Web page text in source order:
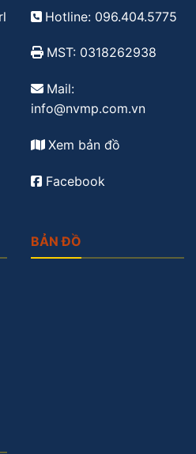
Hotline: 096.404.5775
MST: 0318262938
Mail:
info@nvmp.com.vn
Xem bản đồ
Facebook
BẢN ĐỒ